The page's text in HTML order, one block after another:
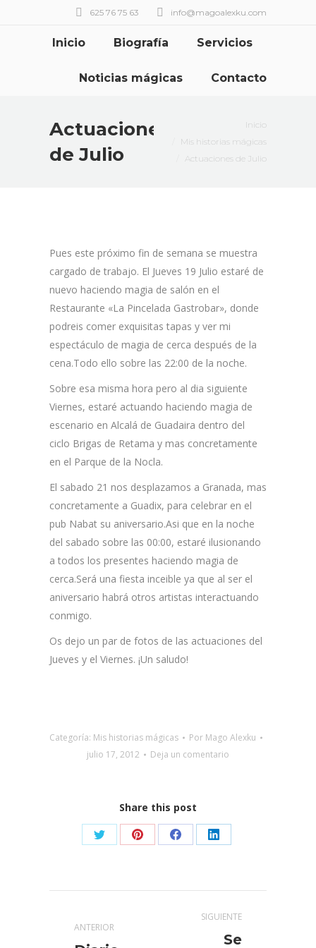
625 76 75 63 info@magoalexku.com
Inicio Biografía Servicios
Noticias mágicas Contacto
Actuaciones
de Julio
Inicio
Mis historias mágicas
Actuaciones de Julio
Pues este próximo fin de semana se muestra
cargado de trabajo. El Jueves 19 Julio estaré de
nuevo haciendo magia de salón en el
Restaurante «La Pincelada Gastrobar», donde
podreis comer exquisitas tapas y ver mi
espectáculo de magia de cerca después de la
cena.Todo ello sobre las 22:00 de la noche.
Sobre esa misma hora pero al dia siguiente
Viernes, estaré actuando haciendo magia de
escenario en Alcalá de Guadaira dentro del
ciclo Brigas de Retama y mas concretamente
en el Parque de la Nocla.
El sabado 21 nos desplazamos a Granada, mas
concretamente a Guadix, para celebrar en el
pub Nabat su aniversario.Asi que en la noche
del sabado sobre las 00:00, estaré ilusionando
a todos los presentes haciendo magia de
cerca.Será una fiesta inceible ya que al ser el
aniversario habrá otros artistas interactuando
conmigo.
Os dejo un par de fotos de las actuaciones del
Jueves y el Viernes. ¡Un saludo!
Categoría: Mis historias mágicas Por Mago Alexku
julio 17, 2012
Deja un comentario
Share this post
Share
X
Share
Pinterest
Share
Facebook
Share
LinkedIn
entre
ANTERIOR
SIGUIENTE
Se